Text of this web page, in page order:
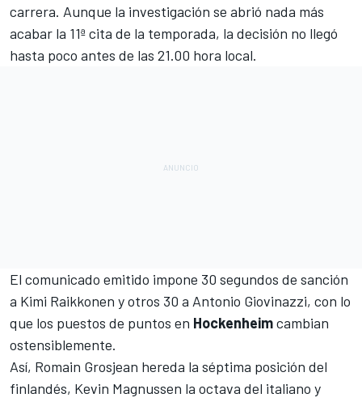
carrera. Aunque la investigación se abrió nada más
acabar la 11ª cita de la temporada, la decisión no llegó
hasta poco antes de las 21.00 hora local.
El comunicado emitido impone 30 segundos de sanción
a Kimi Raikkonen y otros 30 a Antonio Giovinazzi, con lo
que los puestos de puntos en Hockenheimcambian
ostensiblemente.
Así, Romain Grosjean hereda la séptima posición del
finlandés, Kevin Magnussen la octava del italiano y